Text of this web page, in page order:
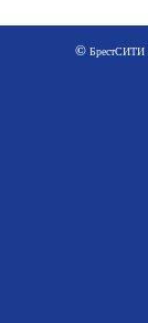
©БрестСИТИ